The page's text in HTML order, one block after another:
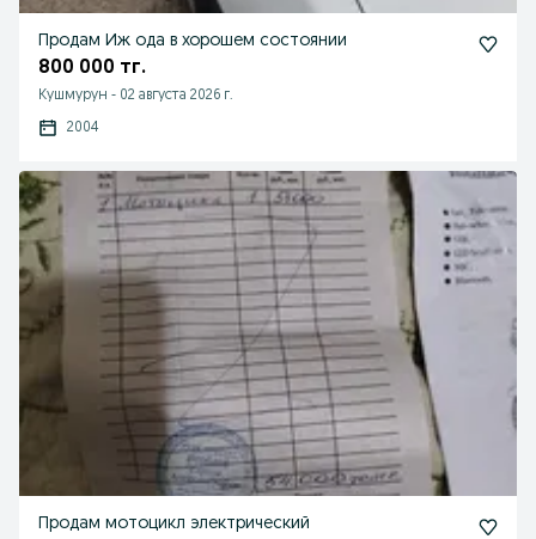
Продам Иж ода в хорошем состоянии
800 000 тг.
Кушмурун - 02 августа 2026 г.
2004
Продам мотоцикл электрический